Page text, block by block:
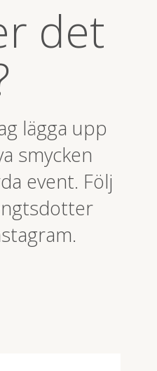
det
lägga upp
smycken
event. Följ